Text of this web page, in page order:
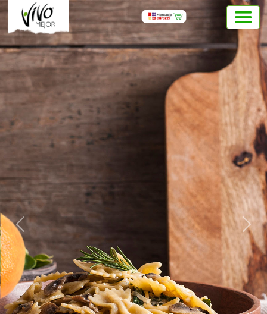
Previous Next